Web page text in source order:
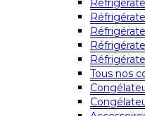
Tous nos